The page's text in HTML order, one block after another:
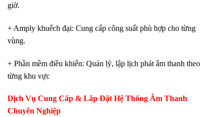
giờ.
+ Amply khuếch đại: Cung cấp công suất phù hợp cho từng
vùng.
+ Phần mềm điều khiển: Quản lý, lập lịch phát âm thanh theo
từng khu vực
Dịch Vụ Cung Cấp & Lắp Đặt Hệ Thống Âm Thanh
Chuyên Nghiệp